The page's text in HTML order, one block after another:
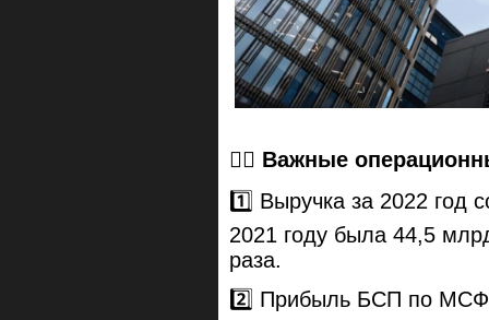
👉🏻 Важные
1️⃣ Выручка за 2022 год
2021 году была 44,5
раза.
2️⃣ Прибыль БСП по